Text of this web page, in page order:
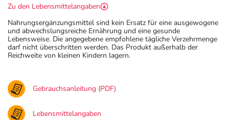
Zu den Lebensmittelangaben
Nahrungsergänzungsmittel sind kein Ersatz für eine ausgewogene
und abwechslungsreiche Ernährung und eine gesunde
Lebensweise. Die angegebene empfohlene tägliche Verzehrmenge
darf nicht überschritten werden. Das Produkt außerhalb der
Reichweite von kleinen Kindern lagern.
Gebrauchsanleitung (PDF)
Lebensmittelangaben